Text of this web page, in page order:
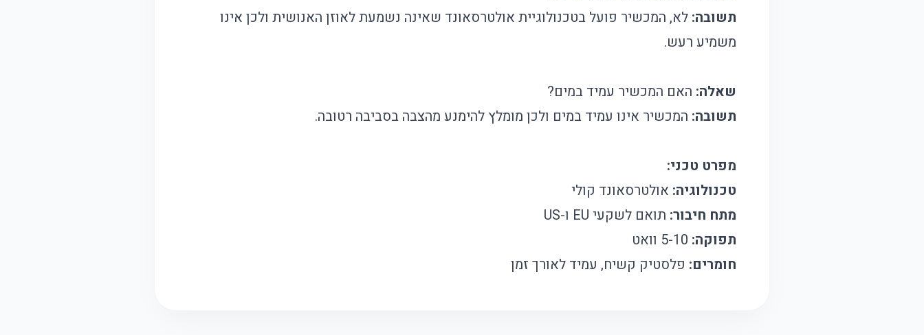
תשובה: לא, המכשיר פועל בטכנולוגיית אולטרסאונד שאינה נשמעת לאוזן האנושית ולכן אינו
משמיע רעש.
שאלה: האם המכשיר עמיד במים?
תשובה: המכשיר אינו עמיד במים ולכן מומלץ להימנע מהצבה בסביבה רטובה.
מפרט טכני:
טכנולוגיה: אולטרסאונד קולי
מתח חיבור: תואם לשקעי EU ו-US
תפוקה:
חומרים: פלסטיק קשיח, עמיד לאורך זמן